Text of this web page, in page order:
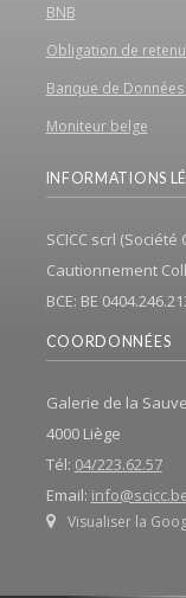
BNB
Obligation de
Banque de
Moniteur belge
INFORMATIONS
SCICC scrl
Cautionnement
BCE: BE
COORDONNÉES
Galerie de la
4000 Liège
Tél: 04/223.62.57
Email:
Visualiser la